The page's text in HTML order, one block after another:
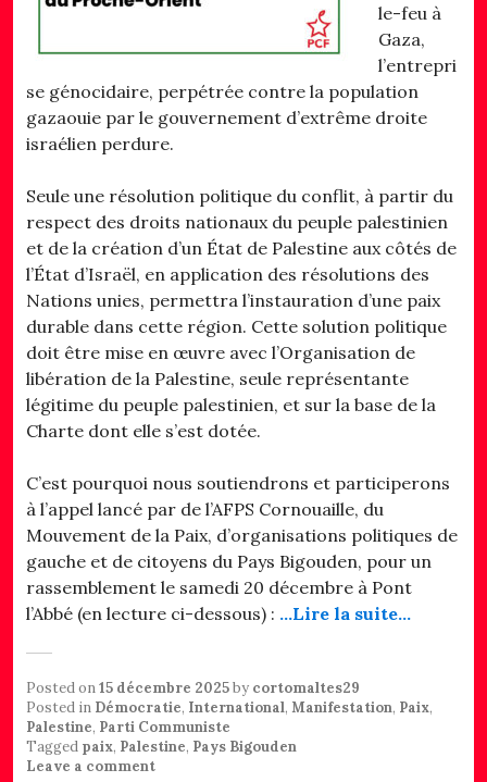
le-feu à
Gaza,
l’entrepri
se génocidaire, perpétrée contre la population
gazaouie par le gouvernement d’extrême droite
israélien perdure.
Seule une résolution politique du conflit, à partir du
respect des droits nationaux du peuple palestinien
et de la création d’un État de Palestine aux côtés de
l’État d’Israël, en application des résolutions des
Nations unies, permettra l’instauration d’une paix
durable dans cette région. Cette solution politique
doit être mise en œuvre avec l’Organisation de
libération de la Palestine, seule représentante
légitime du peuple palestinien, et sur la base de la
Charte dont elle s’est dotée.
C’est pourquoi nous soutiendrons et participerons
à l’appel lancé par de l’AFPS Cornouaille, du
Mouvement de la Paix, d’organisations politiques de
gauche et de citoyens du Pays Bigouden, pour un
rassemblement le samedi 20 décembre à Pont
l’Abbé (en lecture ci-dessous) : …Lire la suite…
Posted on15 décembre 2025by cortomaltes29
Posted in Démocratie, International, Manifestation, Paix,
Palestine, Parti Communiste
Tagged paix, Palestine, Pays Bigouden
Leave a comment